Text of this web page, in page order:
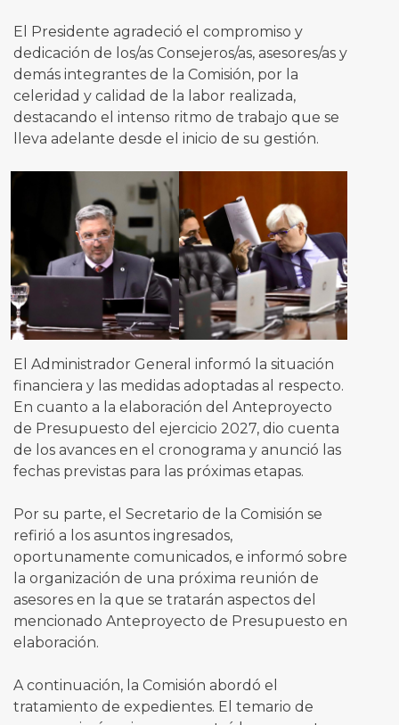
El Presidente agradeció el compromiso y
dedicación de los/as Consejeros/as, asesores/as y
demás integrantes de la Comisión, por la
celeridad y calidad de la labor realizada,
destacando el intenso ritmo de trabajo que se
lleva adelante desde el inicio de su gestión.
El Administrador General informó la situación
financiera y las medidas adoptadas al respecto.
En cuanto a la elaboración del Anteproyecto
de Presupuesto del ejercicio 2027, dio cuenta
de los avances en el cronograma y anunció las
fechas previstas para las próximas etapas.
Por su parte, el Secretario de la Comisión se
refirió a los asuntos ingresados,
oportunamente comunicados, e informó sobre
la organización de una próxima reunión de
asesores en la que se tratarán aspectos del
mencionado Anteproyecto de Presupuesto en
elaboración.
A continuación, la Comisión abordó el
tratamiento de expedientes. El temario de